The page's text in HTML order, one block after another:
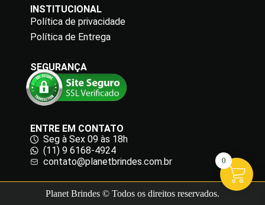
INSTITUCIONAL
Política de privacidade
Política de Entrega
SEGURANÇA
ENTRE EM CONTATO
Seg à Sex 09 às 18h
(11) 9 6168-4924
contato@planetbrindes.com.br
Planet Brindes © Todos os direitos reservados.
0